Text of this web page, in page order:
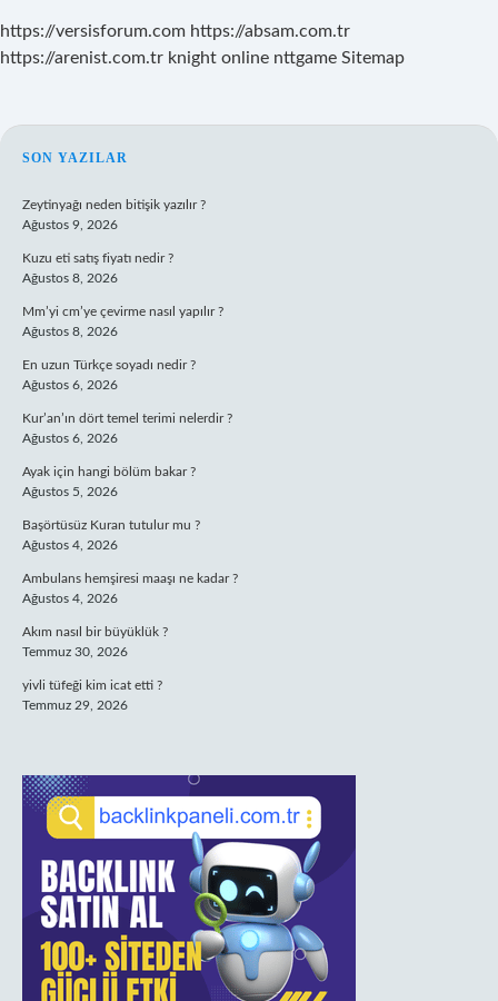
https://versisforum.com https://absam.com.tr
https://arenist.com.tr knight online nttgame Sitemap
SIDEBAR
SON YAZILAR
Zeytinyağı neden bitişik yazılır ?
Ağustos 9, 2026
Kuzu eti satış fiyatı nedir ?
Ağustos 8, 2026
Mm’yi cm’ye çevirme nasıl yapılır ?
Ağustos 8, 2026
En uzun Türkçe soyadı nedir ?
Ağustos 6, 2026
Kur’an’ın dört temel terimi nelerdir ?
Ağustos 6, 2026
Ayak için hangi bölüm bakar ?
Ağustos 5, 2026
Başörtüsüz Kuran tutulur mu ?
Ağustos 4, 2026
Ambulans hemşiresi maaşı ne kadar ?
Ağustos 4, 2026
Akım nasıl bir büyüklük ?
Temmuz 30, 2026
yivli tüfeği kim icat etti ?
Temmuz 29, 2026